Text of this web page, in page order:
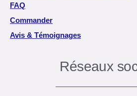
FAQ
Commander
Avis & Témoignages
Réseaux